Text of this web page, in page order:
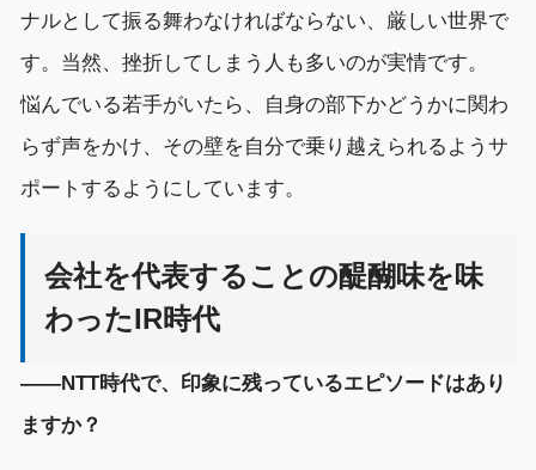
ナルとして振る舞わなければな らない、厳しい世界で
す。 当然、 挫折してしまう人も多いのが実情です。
悩んでいる若手がいたら、
自身の部下かどうかに関わ
らず声をかけ、 その壁を自分で乗り越え られるよう サ
ポートするようにしています。
会社を代表することの醍醐味を味
わったIR時代
――NTT時代で、 印象に残っているエピソードはあり
ますか？